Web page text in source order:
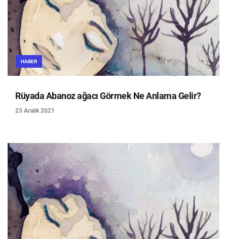
HABER
Rüyada Abanoz ağacı Görmek Ne Anlama Gelir?
23 Aralık 2021